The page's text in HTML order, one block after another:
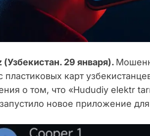
(Узбекистан. 29 января).
пластиковых карт
о том, что «Hududiy elektr
новое приложение